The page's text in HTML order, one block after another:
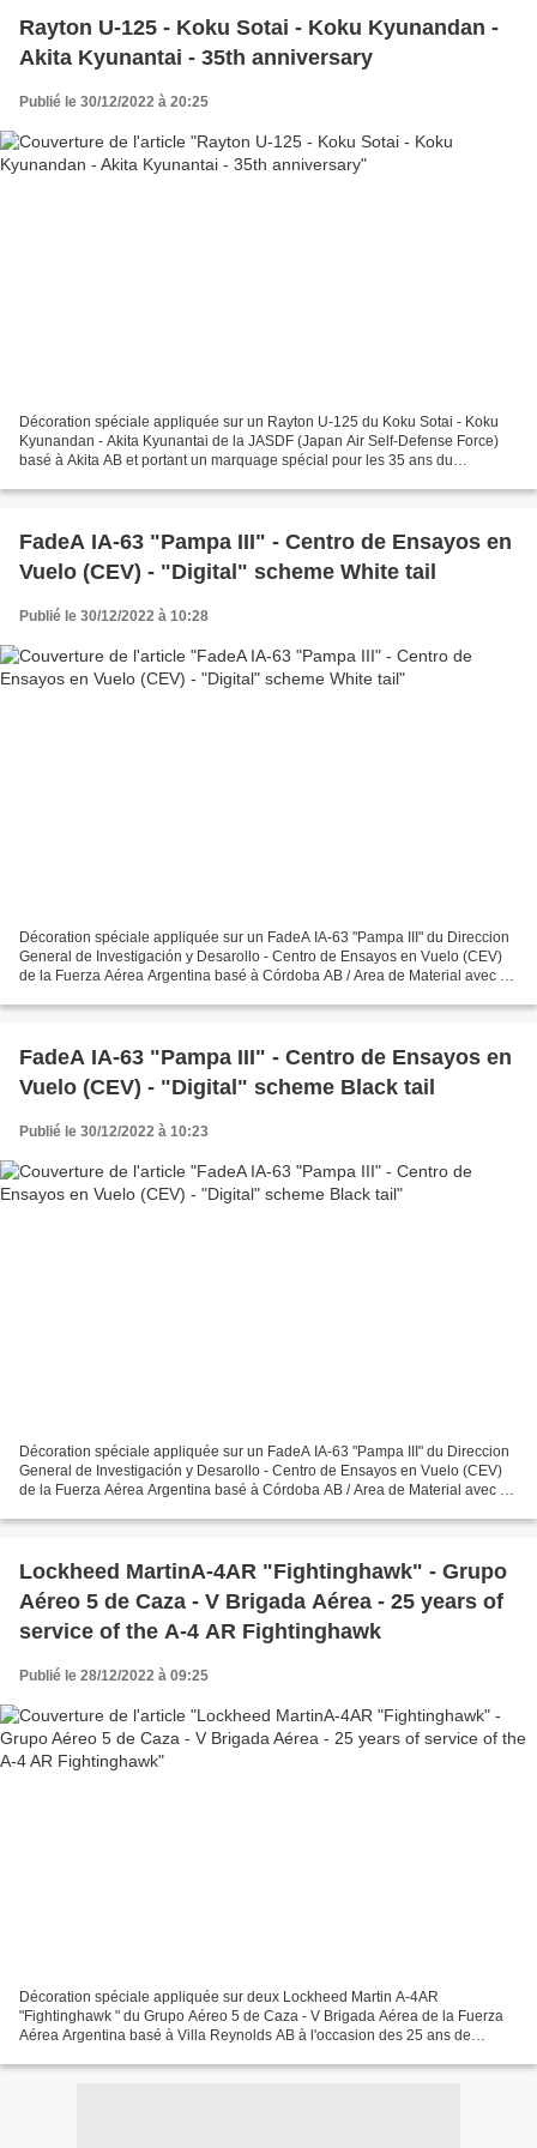
Rayton U-125 - Koku Sotai - Koku Kyunandan -
Akita Kyunantai - 35th anniversary
Publié le 30/12/2022 à 20:25
Décoration spéciale appliquée sur un Rayton U-125 du Koku Sotai - Koku
Kyunandan - Akita Kyunantai de la JASDF (Japan Air Self-Defense Force)
basé à Akita AB et portant un marquage spécial pour les 35 ans du
FadeA IA-63 "Pampa III" - Centro de Ensayos en
Vuelo (CEV) - "Digital" scheme White tail
Publié le 30/12/2022 à 10:28
Décoration spéciale appliquée sur un FadeA IA-63 "Pampa III" du Direccion
General de Investigación y Desarollo - Centro de Ensayos en Vuelo (CEV)
de la Fuerza Aérea Argentina basé à Córdoba AB / Area de Material avec un
FadeA IA-63 "Pampa III" - Centro de Ensayos en
Vuelo (CEV) - "Digital" scheme Black tail
Publié le 30/12/2022 à 10:23
Décoration spéciale appliquée sur un FadeA IA-63 "Pampa III" du Direccion
General de Investigación y Desarollo - Centro de Ensayos en Vuelo (CEV)
de la Fuerza Aérea Argentina basé à Córdoba AB / Area de Material avec un
Lockheed MartinA-4AR "Fightinghawk" - Grupo
Aéreo 5 de Caza - V Brigada Aérea - 25 years of
service of the A-4 AR Fightinghawk
Publié le 28/12/2022 à 09:25
Décoration spéciale appliquée sur deux Lockheed Martin A-4AR
"Fightinghawk " du Grupo Aéreo 5 de Caza - V Brigada Aérea de la Fuerza
Aérea Argentina basé à Villa Reynolds AB à l'occasion des 25 ans de